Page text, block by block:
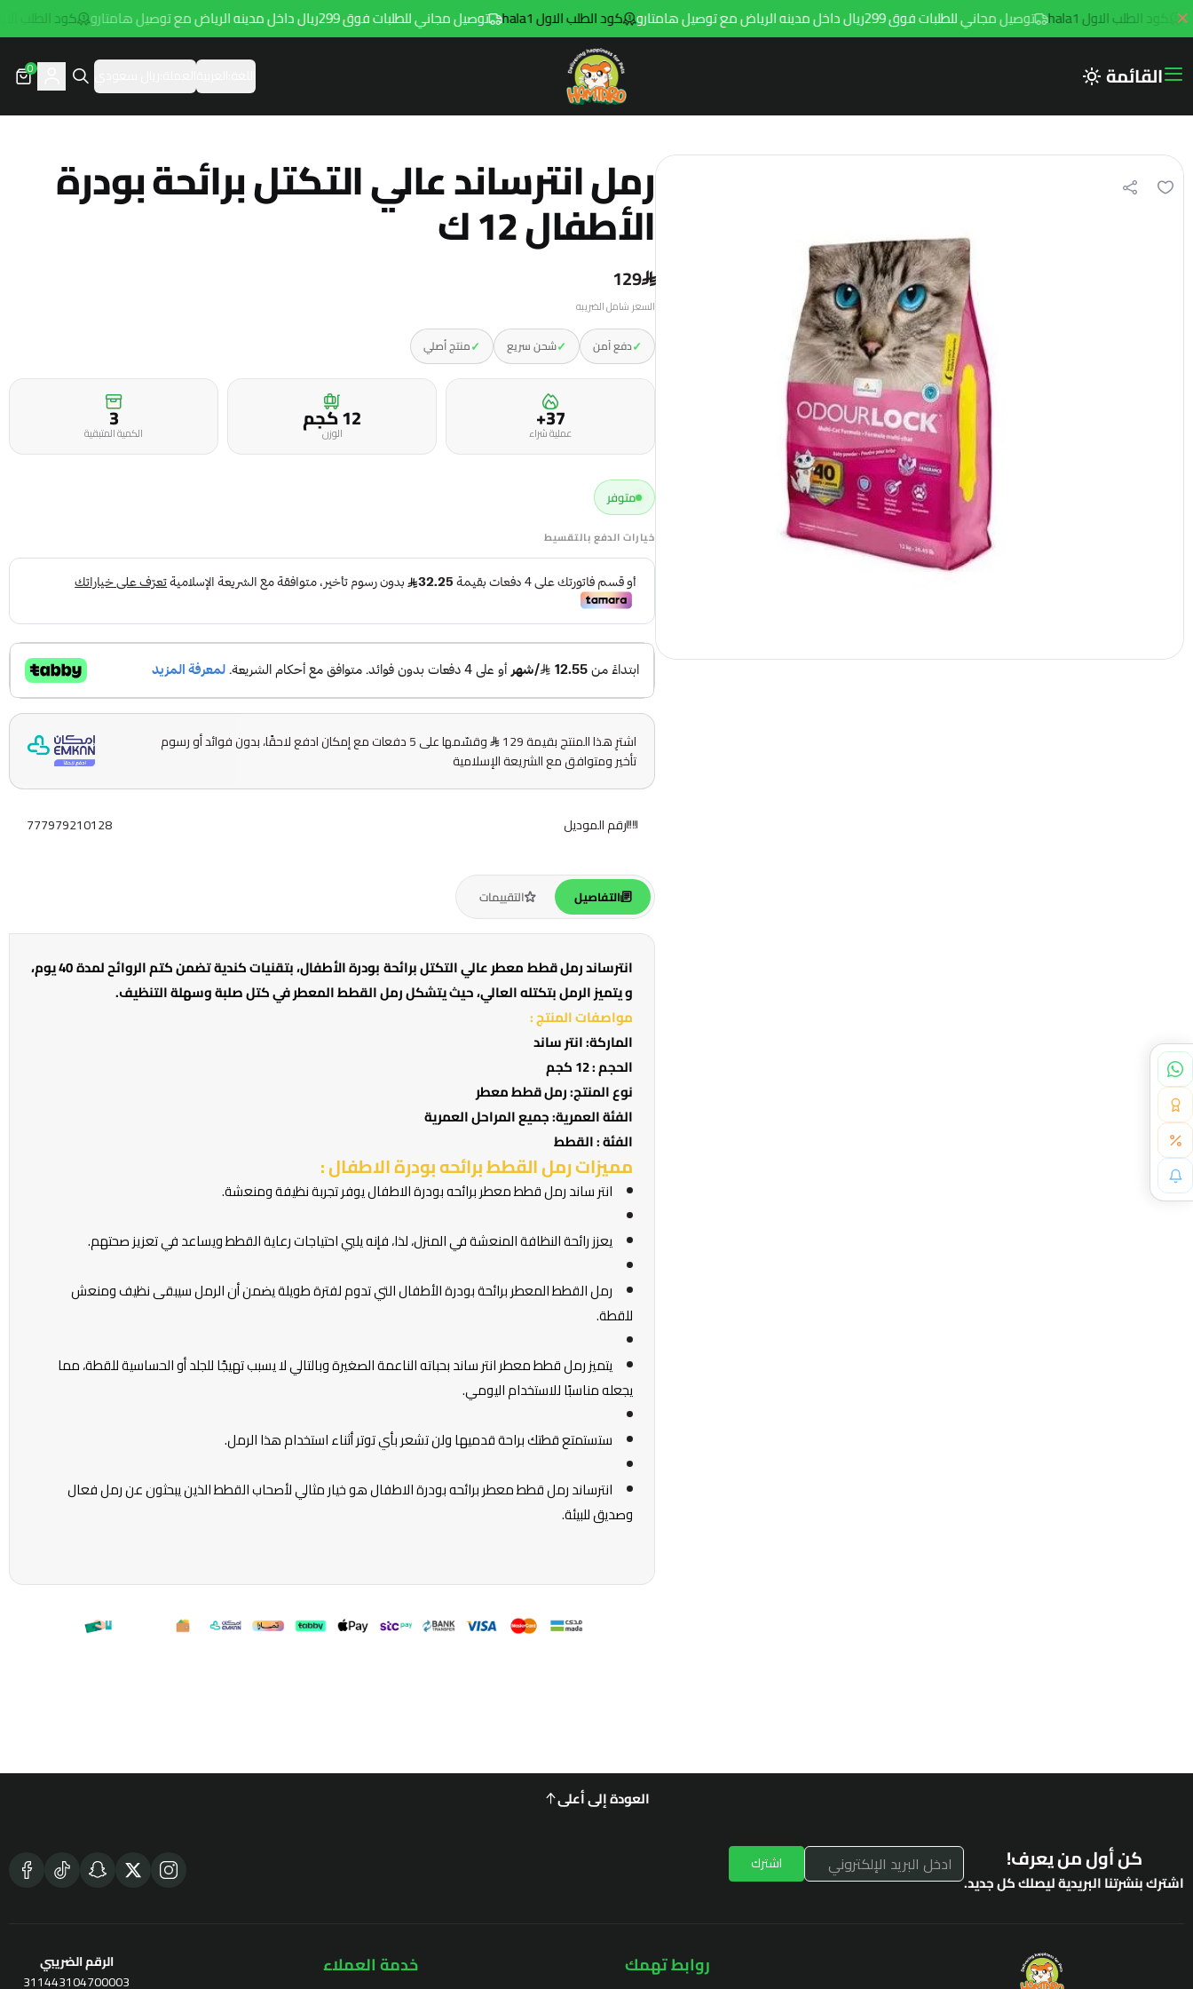
كود الطلب الاول hala1 توصيل مجاني للطلبات فوق 299ريال داخل مدينه الرياض مع توصيل هامتارو كود الطلب الاول hala1 توصيل مجاني للطلبات فوق 299ريال داخل مدينه الرياض مع توصيل هامتارو كود الطلب الاول hala1
القائمة Hamtaro
0
رمل انترساند عالي التكتل برائحة بودرة
الأطفال 12 ك
129
السعر شامل الضريبه
✓دفع آمن ✓شحن سريع ✓منتج أصلي
37+
عملية شراء 12 كجمالوزن 3
الكمية المتبقية
متوفر
خيارات الدفع بالتقسيط
اشترِ هذا المنتج بقيمة 129
وقسّمها على 5 دفعات مع إمكان ادفع لاحقًا، بدون فوائد أو رسوم
تأخير ومتوافق مع الشريعة الإسلامية
رقم الموديل 777979210128
التفاصيل التقييمات
انترساند رمل قطط معطر عالي التكتل برائحة بودرة الأطفال، بتقنيات كندية تضمن كتم الروائح لمدة 40 يوم،
و يتميز الرمل بتكتله العالي، حيث يتشكل رمل القطط المعطر في كتل صلبة وسهلة التنظيف.
مواصفات المنتج :
الماركة:انتر ساند
الحجم :12 كجم
نوع المنتج:رمل قطط معطر
الفئة العمرية:جميع المراحل العمرية
الفئة :القطط
مميزات رمل القطط برائحه بودرة الاطفال :
انتر ساند رمل قطط معطر برائحه بودرة الاطفال يوفر تجربة نظيفة ومنعشة.
يعزز رائحة النظافة المنعشة في المنزل، لذا، فإنه يلبي احتياجات رعاية القطط ويساعد في تعزيز صحتهم.
رمل القطط المعطر برائحة بودرة الأطفال التي تدوم لفترة طويلة يضمن أن الرمل سيبقى نظيف ومنعش
للقطة.
يتميز رمل قطط معطر انتر ساند بحباته الناعمة الصغيرة وبالتالي لا يسبب تهيجًا للجلد أو الحساسية للقطة، مما
يجعله مناسبًا للاستخدام اليومي.
ستستمتع قطتك براحة قدميها ولن تشعر بأي توتر أثناء استخدام هذا الرمل.
انترساند رمل قطط معطر برائحه بودرة الاطفال هو خيار مثالي لأصحاب القطط الذين يبحثون عن رمل فعال
وصديق للبيئة.
العودة إلى أعلى
كن أول من يعرف!
اشترك بنشرتنا البريدية ليصلك كل جديد.
اشترك
روابط تهمك خدمة العملاء
الرقم الضريبي
311443104700003